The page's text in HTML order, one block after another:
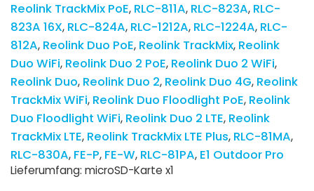
Reolink TrackMix PoE RLC-811A RLC-823A RLC-
823A 16X RLC-824A RLC-1212A RLC-1224A RLC-
812A Reolink Duo PoE Reolink TrackMix Reolink
Duo WiFi Reolink Duo 2 PoE Reolink Duo 2 WiFi
Reolink Duo Reolink Duo 2 Reolink Duo 4G Reolink
TrackMix WiFi Reolink Duo Floodlight PoE Reolink
Duo Floodlight WiFi Reolink Duo 2 LTE Reolink
TrackMix LTE Reolink TrackMix LTE Plus RLC-81MA
RLC-830A FE-P FE-W RLC-81PA E1 Outdoor Pro
Lieferumfang: microSD-Karte x1